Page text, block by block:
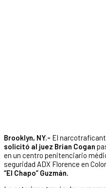
Brooklyn, NY.- El
solicitó al juez Brian Cogan
en un centro penitenciario
seguridad ADX Florence en
“El Chapo” Guzmán.